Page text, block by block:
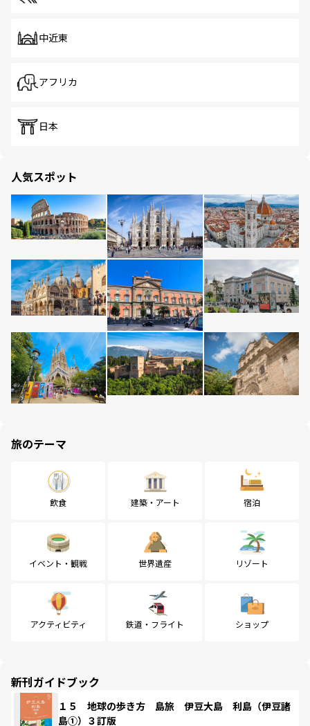
中近東
アフリカ
日本
人気スポット
旅のテーマ
飲食 建築・アート 宿泊
イベント・観戦 世界遺産 リゾート
アクティビティ 鉄道・フライト ショップ
新刊ガイドブック
１５ 地球の歩き方 島旅 伊豆大島 利島（伊豆諸
島①）３訂版